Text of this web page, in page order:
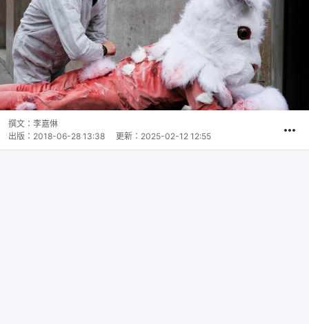
撰文： 李嘉㑣
出版： 2018-06-28 13:38 更新： 2025-02-12 12:55